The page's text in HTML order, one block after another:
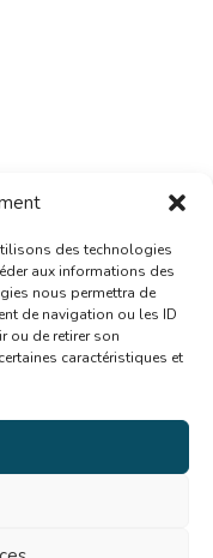
des technologies
aux informations des
nous permettra de
de navigation ou les ID
ou de retirer son
caractéristiques et